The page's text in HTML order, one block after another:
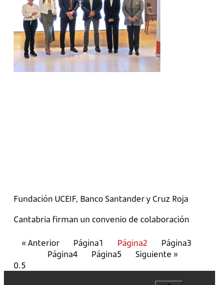
Fundación UCEIF, Banco Santander y Cruz Roja
Cantabria firman un convenio de colaboración
« Anterior Página1 Página2 Página3
Página4 Página5 Siguiente »